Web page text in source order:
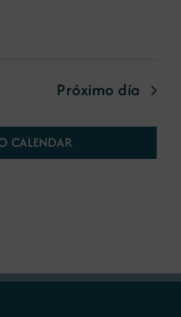
Próximo día
CALENDAR